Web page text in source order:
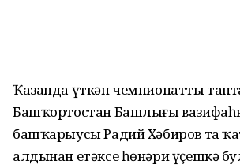
Ҡазанда үткән чемпионатты
Башҡортостан Башлығы
башҡарыусы Радий Хәбиров та
алдынан етәксе һөнәри үҫешкә